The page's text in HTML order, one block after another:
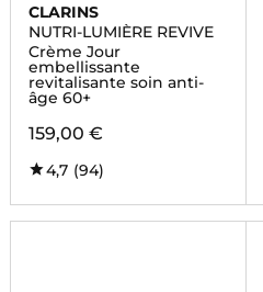
CLARINS
NUTRI-LUMIÈRE REVIVE
Crème Jour
embellissante
revitalisante soin anti-
âge 60+
159,00 €
4,7 (94)